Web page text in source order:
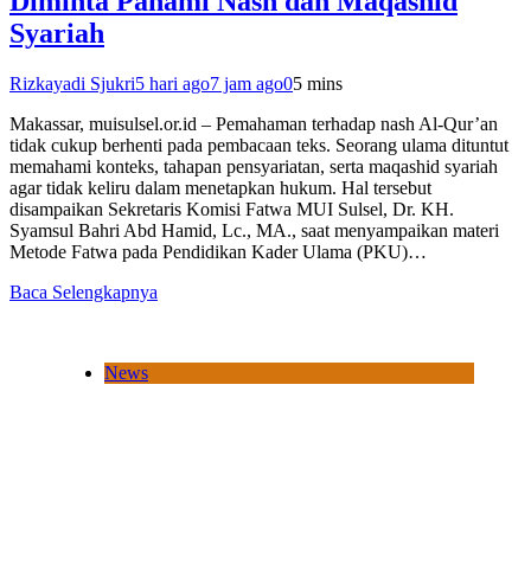
Syariah
Rizkayadi Sjukri5 hari ago7 jam ago05 mins
Makassar, muisulsel.or.id – Pemahaman terhadap nash Al-Qur’an
tidak cukup berhenti pada pembacaan teks. Seorang ulama dituntut
memahami konteks, tahapan pensyariatan, serta maqashid syariah
agar tidak keliru dalam menetapkan hukum. Hal tersebut
disampaikan Sekretaris Komisi Fatwa MUI Sulsel, Dr. KH.
Syamsul Bahri Abd Hamid, Lc., MA., saat menyampaikan materi
Metode Fatwa pada Pendidikan Kader Ulama (PKU)…
Baca Selengkapnya
News